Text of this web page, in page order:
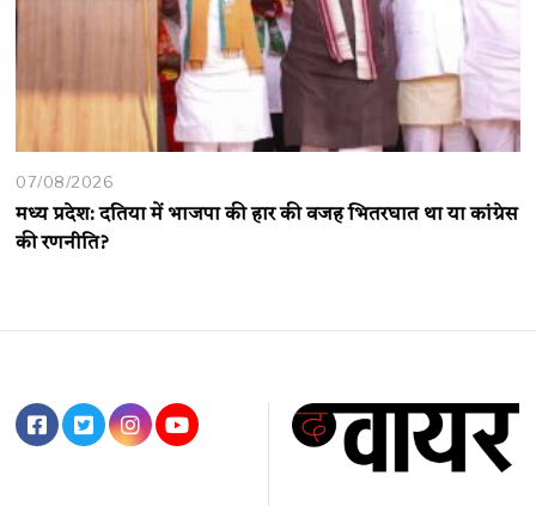
07/08/2026
मध्य प्रदेश: दतिया में भाजपा की हार की वजह भितरघात था या कांग्रेस
की रणनीति?